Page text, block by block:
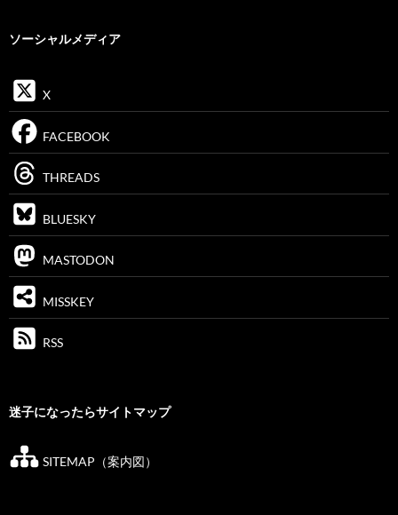
ソーシャルメディア
X
FACEBOOK
THREADS
BLUESKY
MASTODON
MISSKEY
RSS
迷子になったらサイトマップ
SITEMAP（案内図）